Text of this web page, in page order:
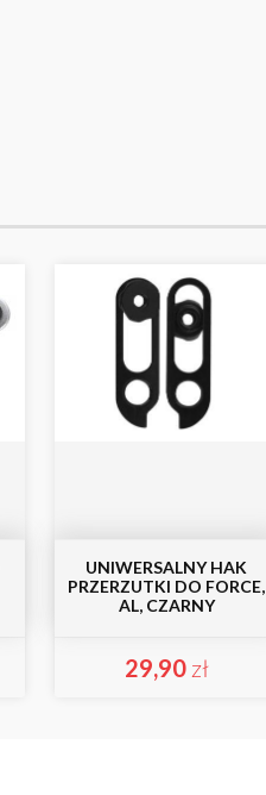
UNIWERSALNY HAK
PRZERZUTKI DO FORCE,
AL, CZARNY
29,90 zł